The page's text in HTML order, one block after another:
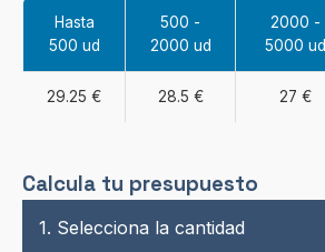
Hasta
500 ud
500 -
2000 ud
2000 -
5000 ud
29.25 € 28.5 € 27 €
Calcula tu presupuesto
1. Selecciona la cantidad